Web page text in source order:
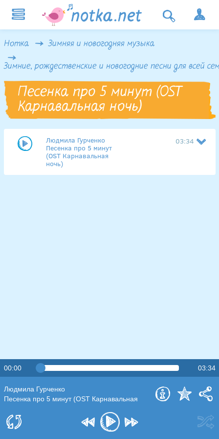
Нотка Зимняя и новогодняя музыка
Зимние, рождественские и новогодние песни для всей
Песенка про 5 минут (OST
Карнавальная ночь)
Людмила Гурченко
Песенка про 5 минут
(OST Карнавальная
ночь)
03:34
00:00 03:34
Людмила Гурченко
Песенка про 5 минут (OST Карнавальная